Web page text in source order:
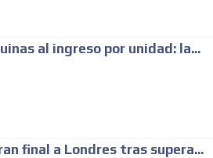
al ingreso por unidad: la...
final a Londres tras supera...